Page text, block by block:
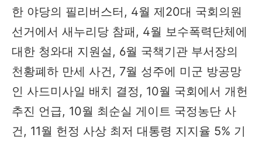
한 야당의 필리버스터, 4월 제20대 국회의원
선거에서 새누리당 참패, 4월 보수폭력단체에
대한 청와대 지원설, 6월 국책기관 부서장의
천황폐하 만세 사건, 7월 성주에 미군 방공망
인 사드미사일 배치 결정, 10월 국회에서 개헌
추진 언급, 10월 최순실 게이트 국정농단 사
건, 11월 헌정 사상 최저 대통령 지지율 5% 기